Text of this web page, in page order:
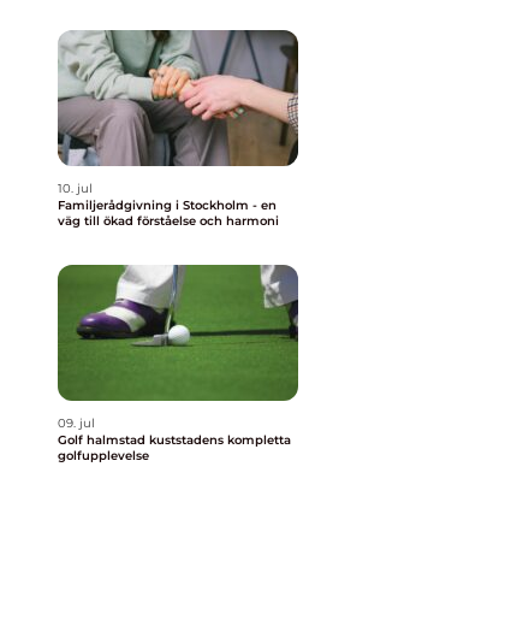
10. jul
Familjerådgivning i Stockholm - en
väg till ökad förståelse och harmoni
09. jul
Golf halmstad kuststadens kompletta
golfupplevelse